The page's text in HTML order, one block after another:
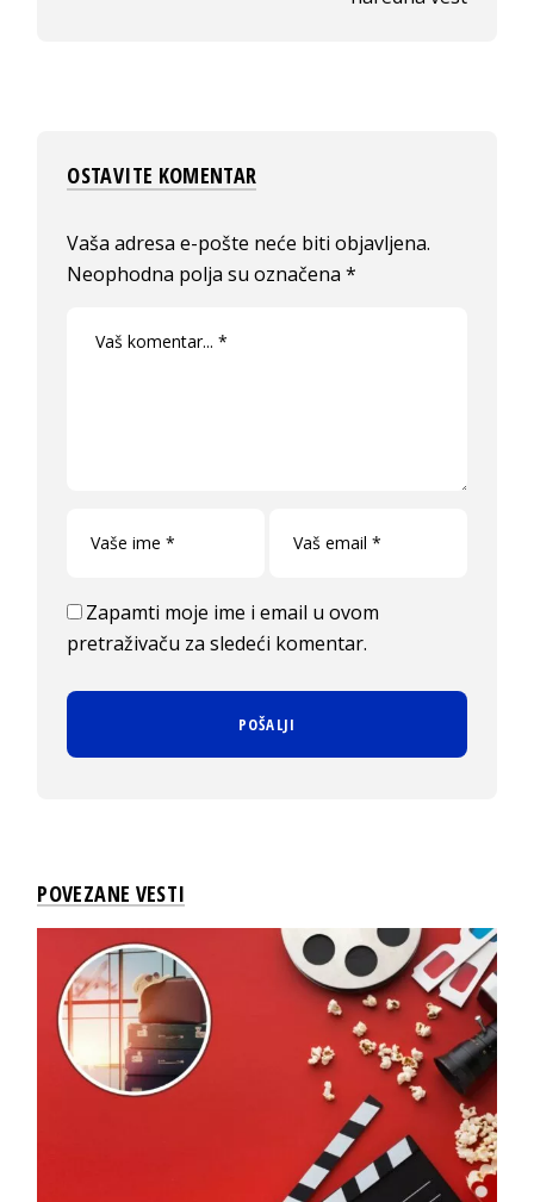
OSTAVITE KOMENTAR
Vaša adresa e-pošte neće biti objavljena.
Neophodna polja su označena*
Zapamti moje ime i email u ovom
pretraživaču za sledeći komentar.
POVEZANE VESTI